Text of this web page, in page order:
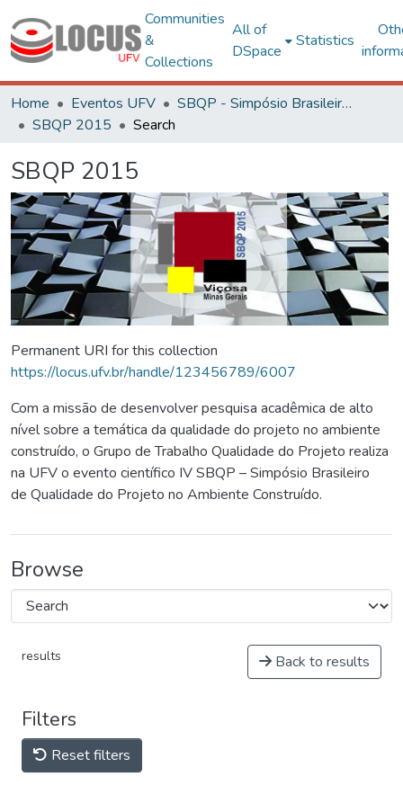
Communities
&
Collections
All of
DSpace
Statistics
Home Eventos UFV
SBQP - Simpósio Brasileiro de Qualidade do Projeto no Ambiente Construído
SBQP 2015
Search
SBQP 2015
Permanent URI for this collection
https://locus.ufv.br/handle/123456789/6007
Com a missão de desenvolver pesquisa acadêmica de alto
nível sobre a temática da qualidade do projeto no ambiente
construído, o Grupo de Trabalho Qualidade do Projeto realiza
na UFV o evento científico IV SBQP – Simpósio Brasileiro
de Qualidade do Projeto no Ambiente Construído.
Browse
results Back to results
Filters
Reset filters